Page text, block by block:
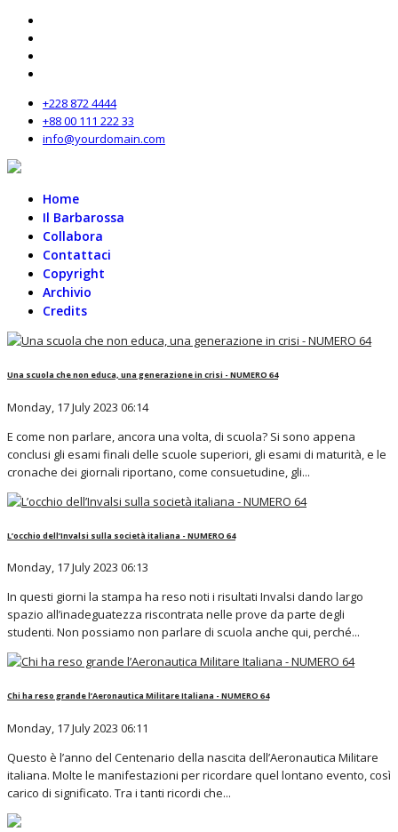
+228 872 4444
+88 00 111 222 33
info@yourdomain.com
Home
Il Barbarossa
Collabora
Contattaci
Copyright
Archivio
Credits
Una scuola che non educa, una generazione in crisi - NUMERO 64
Monday, 17 July 2023 06:14
E come non parlare, ancora una volta, di scuola? Si sono appena
conclusi gli esami finali delle scuole superiori, gli esami di maturità, e le
cronache dei giornali riportano, come consuetudine, gli...
L’occhio dell’Invalsi sulla società italiana - NUMERO 64
Monday, 17 July 2023 06:13
In questi giorni la stampa ha reso noti i risultati Invalsi dando largo
spazio all’inadeguatezza riscontrata nelle prove da parte degli
studenti. Non possiamo non parlare di scuola anche qui, perché...
Chi ha reso grande l’Aeronautica Militare Italiana - NUMERO 64
Monday, 17 July 2023 06:11
Questo è l’anno del Centenario della nascita dell’Aeronautica Militare
italiana. Molte le manifestazioni per ricordare quel lontano evento, così
carico di significato. Tra i tanti ricordi che...